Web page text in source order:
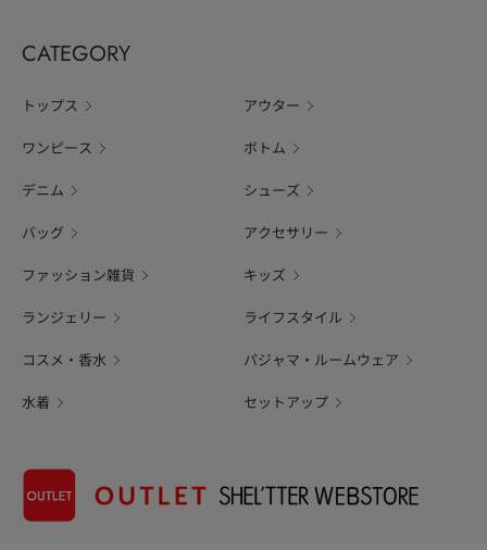
CATEGORY
トップス アウター
ワンピース ボトム
デニム シューズ
バッグ アクセサリー
ファッション雑貨 キッズ
ランジェリー ライフスタイル
コスメ・香水 パジャマ・ルームウェア
水着 セットアップ